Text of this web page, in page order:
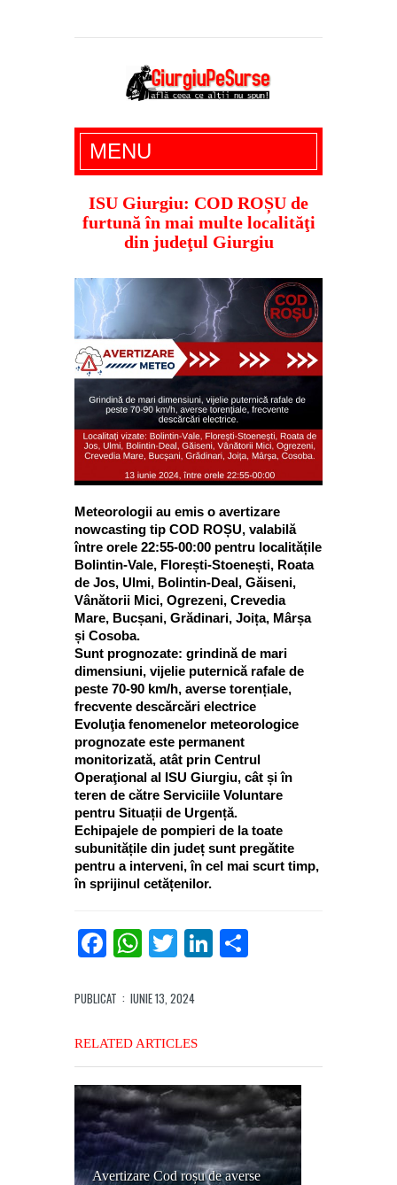
Giurgiu Pe Surse – actualitate giurgiu,
administratie giurgiu, stiri politice, social
economic, editoriale giurgiu, dezvaluiri,
soc, cancan, stiri locale
MENU
ISU Giurgiu: COD ROȘU de
furtună în mai multe localităţi
din judeţul Giurgiu
Meteorologii au emis o avertizare
nowcasting tip COD ROȘU, valabilă
între orele 22:55-00:00 pentru localitățile
Bolintin-Vale, Florești-Stoenești, Roata
de Jos, Ulmi, Bolintin-Deal, Găiseni,
Vânătorii Mici, Ogrezeni, Crevedia
Mare, Bucșani, Grădinari, Joița, Mârșa
și Cosoba.
Sunt prognozate: grindină de mari
dimensiuni, vijelie puternică rafale de
peste 70-90 km/h, averse torențiale,
frecvente descărcări electrice
Evoluţia fenomenelor meteorologice
prognozate este permanent
monitorizată, atât prin Centrul
Operaţional al ISU Giurgiu, cât și în
teren de către Serviciile Voluntare
pentru Situații de Urgență.
Echipajele de pompieri de la toate
subunitățile din județ sunt pregătite
pentru a interveni, în cel mai scurt timp,
în sprijinul cetățenilor.
Facebook
WhatsApp
TwitterLinkedIn
PUBLICAT : IUNIE 13, 2024
RELATED ARTICLES
Avertizare Cod roșu de averse